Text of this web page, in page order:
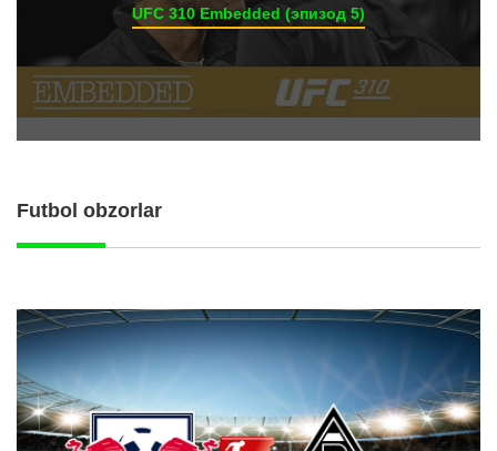
UFC 310 Embedded (эпизод 5)
Futbol obzorlar